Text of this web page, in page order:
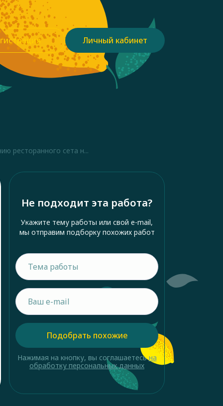
Личный кабинет
ресторанного сета н...
Не подходит эта работа?
Укажите тему работы или свой e-mail,
мы отправим подборку похожих работ
Подобрать похожие
Нажимая на кнопку, вы соглашаетесьна
обработку персональных данных